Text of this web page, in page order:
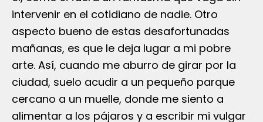
intervenir en el cotidiano de nadie. Otro
aspecto bueno de estas desafortunadas
mañanas, es que le deja lugar a mi pobre
arte. Así, cuando me aburro de girar por la
ciudad, suelo acudir a un pequeño parque
cercano a un muelle, donde me siento a
alimentar a los pájaros y a escribir mi vulgar